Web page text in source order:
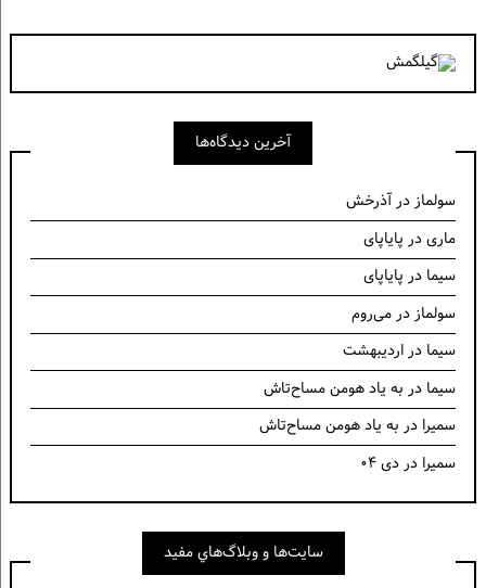
آخرین دیدگاه‌ها
سولمازدرآذرخش
ماریدر پایاپای
سیما در پایاپای
سولمازدرمی‌روم
سیما دراردیبهشت
سیما در به یاد هومن مساح‌تاش
سمیرا در به یاد هومن مساح‌تاش
سمیرا دردی ۰۴
سايت‌ها و وبلاگ‌هاي مفيد